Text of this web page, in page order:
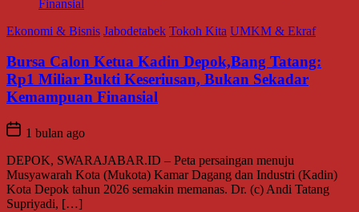
Ekonomi & Bisnis Jabodetabek Tokoh Kita UMKM & Ekraf
Bursa Calon Ketua Kadin Depok,Bang Tatang:
Rp1 Miliar Bukti Keseriusan, Bukan Sekadar
Kemampuan Finansial
1 bulan ago
DEPOK, SWARAJABAR.ID – Peta persaingan menuju
Musyawarah Kota (Mukota) Kamar Dagang dan Industri (Kadin)
Kota Depok tahun 2026 semakin memanas. Dr. (c) Andi Tatang
Supriyadi, […]